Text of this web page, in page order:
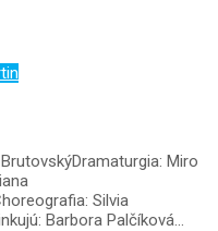
Miro
Silvia
Barbora Palčíková...